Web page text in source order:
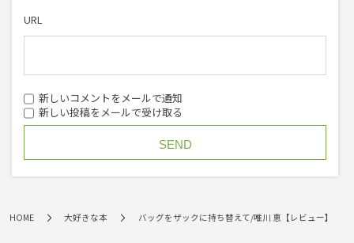
URL
新しいコメントをメールで通知
新しい投稿をメールで受け取る
HOME 大好きな本 バッグをザックに持ち替えて/唯川 恵【レビュー】